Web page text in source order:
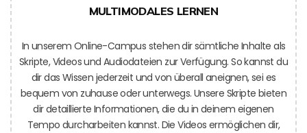
MULTIMODALES LERNEN
In unserem Online-Campus stehen dir sämtliche Inhalte als
Skripte, Videos und Audiodateien zur Verfügung. So kannst du
dir das Wissen jederzeit und von überall aneignen, sei es
bequem von zuhause oder unterwegs. Unsere Skripte bieten
dir detaillierte Informationen, die du in deinem eigenen
Tempo durcharbeiten kannst. Die Videos ermöglichen dir,